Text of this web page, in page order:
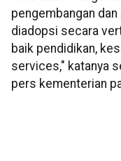
pengembangan
diadopsi secara
baik pendidikan,
services," katanya
pers kementerian